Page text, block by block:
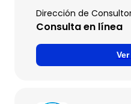
Dirección de
Consulta en línea